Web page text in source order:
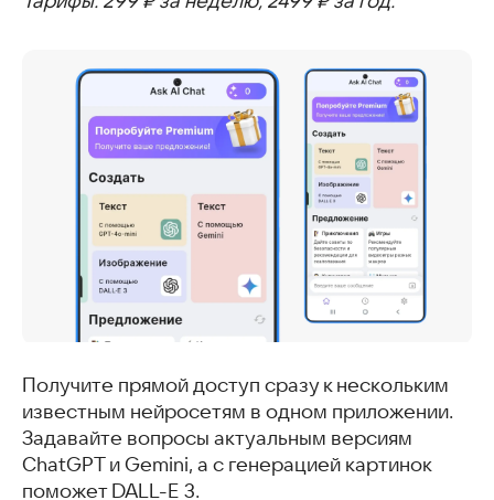
Получите прямой доступ сразу к нескольким
известным нейросетям в одном приложении.
Задавайте вопросы актуальным версиям
ChatGPT и Gemini, а с генерацией картинок
поможет DALL-E 3.